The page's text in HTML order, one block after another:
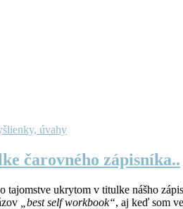
úvahy
čarovného zápisníka..
tajomstve ukrytom v titulke nášho
„best self workbook“, aj keď som